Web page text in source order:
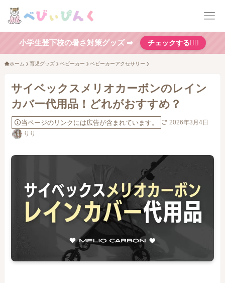
小学生登下校の暑さ対策グッズ ➡ チェックする👆🏻
ホーム 育児グッズ ベビーカー ベビーカーアクセサリー
サイベックスメリオカーボンのレイン
カバー代用品！どれがおすすめ？
当ページのリンクには広告が含まれています。
2026年3月4日
りり